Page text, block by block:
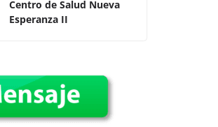
p
Centro de Salud Nueva
Esperanza II